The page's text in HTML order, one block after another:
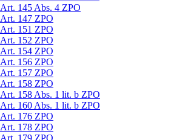
Art. 145 Abs. 4 ZPO
Art. 147 ZPO
Art. 151 ZPO
Art. 152 ZPO
Art. 154 ZPO
Art. 156 ZPO
Art. 157 ZPO
Art. 158 ZPO
Art. 158 Abs. 1 lit. b ZPO
Art. 160 Abs. 1 lit. b ZPO
Art. 176 ZPO
Art. 178 ZPO
Art. 179 ZPO